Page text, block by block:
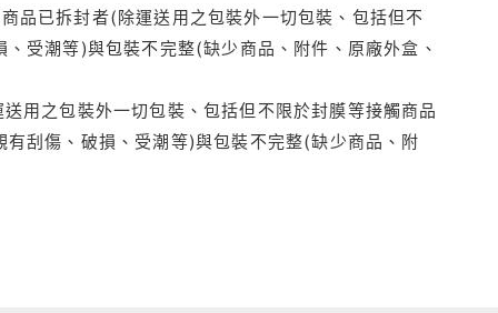
品已拆封者(除運送用之包裝外一切包裝、包括但不
受潮等)與包裝不完整(缺少商品、附件、原廠外盒、
用之包裝外一切包裝、包括但不限於封膜等接觸商品
刮傷、破損、受潮等)與包裝不完整(缺少商品、附